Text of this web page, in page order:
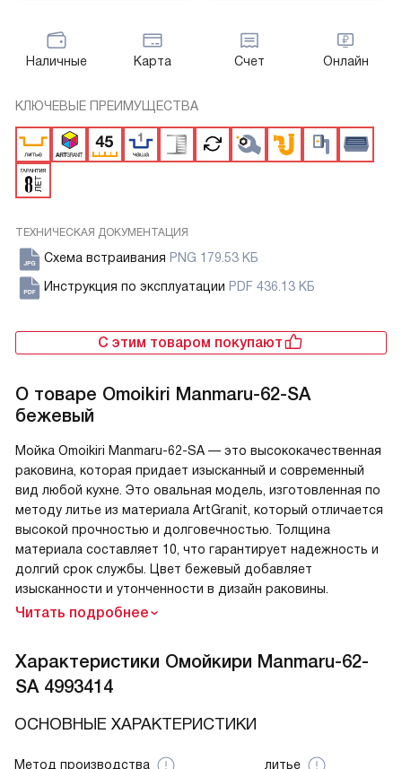
Наличные Карта Счет Онлайн
КЛЮЧЕВЫЕ ПРЕИМУЩЕСТВА
ТЕХНИЧЕСКАЯ ДОКУМЕНТАЦИЯ
Схема встраивания PNG 179.53 КБ
Инструкция по эксплуатации PDF 436.13 КБ
С этим товаром покупают
О товаре Omoikiri Manmaru-62-SA
бежевый
Мойка Omoikiri Manmaru-62-SA — это высококачественная
раковина, которая придает изысканный и современный
вид любой кухне. Это овальная модель, изготовленная по
методу литье из материала ArtGranit, который отличается
высокой прочностью и долговечностью. Толщина
материала составляет 10, что гарантирует надежность и
долгий срок службы. Цвет бежевый добавляет
изысканности и утонченности в дизайн раковины.
Читать подробнее
Характеристики Омойкири Manmaru-62-
SA 4993414
ОСНОВНЫЕ ХАРАКТЕРИСТИКИ
Метод производства
литье